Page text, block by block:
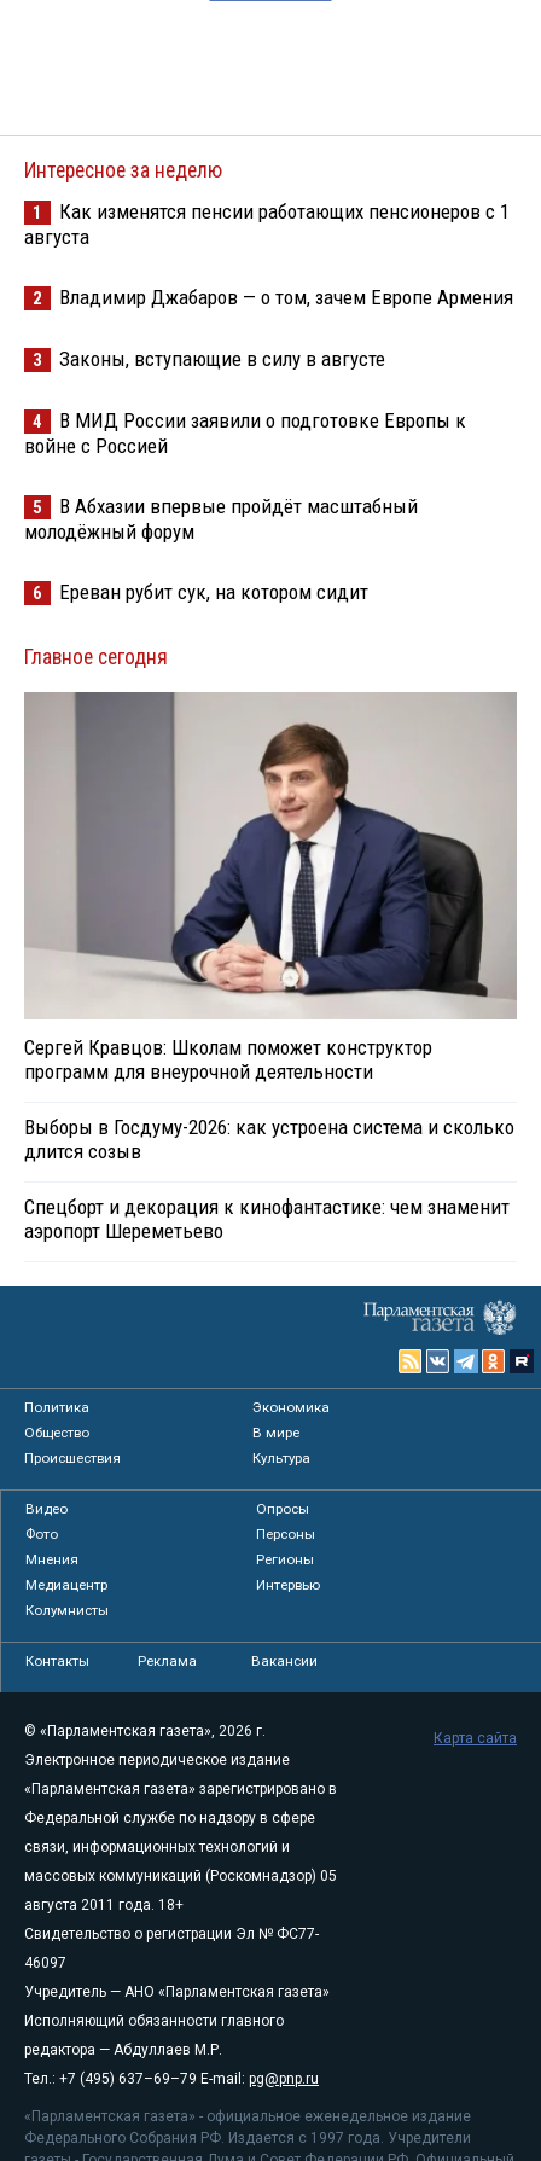
Интересное за неделю
1
Как изменятся пенсии работающих пенсионеров с 1
августа
2 Владимир Джабаров — о том, зачем Европе Армения
3 Законы, вступающие в силу в августе
4
В МИД России заявили о подготовке Европы к
войне с Россией
5
В Абхазии впервые пройдёт масштабный
молодёжный форум
6 Ереван рубит сук, на котором сидит
Главное сегодня
Сергей Кравцов: Школам поможет конструктор
программ для внеурочной деятельности
Выборы в Госдуму-2026: как устроена система и сколько
длится созыв
Спецборт и декорация к кинофантастике: чем знаменит
аэропорт Шереметьево
Политика
Экономика
Общество
В мире
Происшествия
Культура
Видео
Опросы
Фото
Персоны
Мнения
Регионы
Медиацентр
Интервью
Колумнисты
Контакты Реклама Вакансии
© «Парламентская газета», 2026 г.
Электронное периодическое издание
«Парламентская газета» зарегистрировано в
Федеральной службе по надзору в сфере
связи, информационных технологий и
массовых коммуникаций (Роскомнадзор) 05
августа 2011 года. 18+
Свидетельство о регистрации Эл № ФС77-
46097
Учредитель — АНО «Парламентская газета»
Исполняющий обязанности главного
редактора — Абдуллаев М.Р.
Тел.: +7 (495) 637–69–79 E-mail: pg@pnp.ru
«Парламентская газета» - официальное еженедельное издание
Федерального Собрания РФ. Издается с 1997 года. Учредители
Карта сайта